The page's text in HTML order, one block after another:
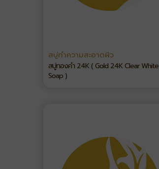
สบู่ทำความสะอาดผิว
สบู่ทองคำ 24K ( Gold 24K Clear White
Soap )